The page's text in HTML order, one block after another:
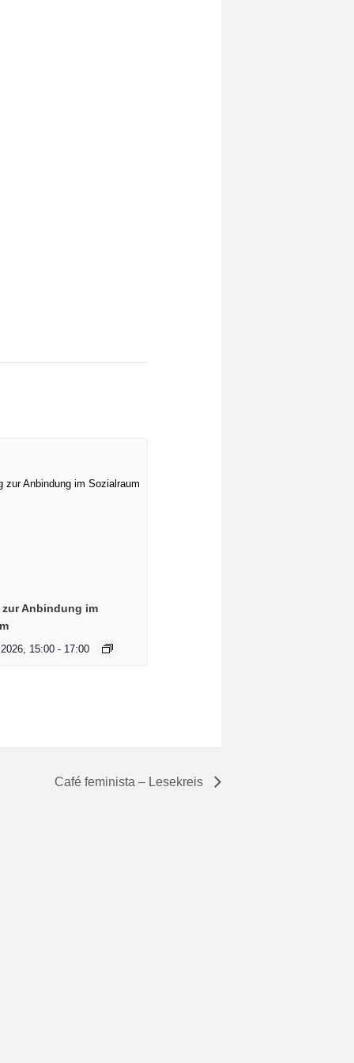
Anbindung im
15:00 - 17:00
Café feminista – Lesekreis